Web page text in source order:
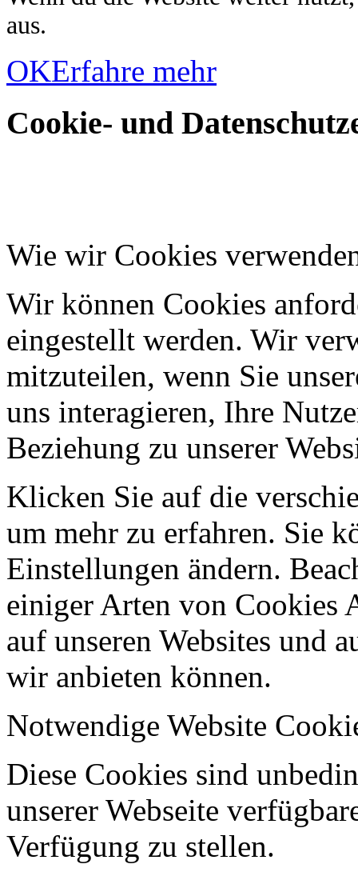
aus.
OKErfahre mehr
Cookie- und
Wie wir Cookies
Wir können Cookies
eingestellt werden. Wir
mitzuteilen, wenn Sie
uns interagieren, Ihre
Beziehung zu unserer
Klicken Sie auf die
um mehr zu erfahren. Sie
Einstellungen ändern.
einiger Arten von Cookies
auf unseren Websites und
wir anbieten können.
Notwendige Website
Diese Cookies sind
unserer Webseite
Verfügung zu stellen.